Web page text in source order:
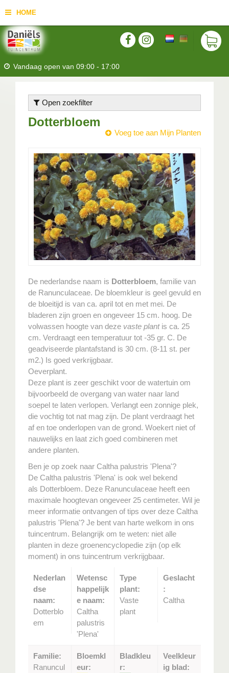
HOME
Vandaag open van 09:00 - 17:00
Open zoekfilter
Dotterbloem
Voeg toe aan Mijn Planten
De nederlandse naam is Dotterbloem, familie van
de Ranunculaceae. De bloemkleur is geel gevuld en
de bloeitijd is van ca. april tot en met mei. De
bladeren zijn groen en ongeveer 15 cm. hoog. De
volwassen hoogte van deze vaste plantis ca. 25
cm. Verdraagt een temperatuur tot -35 gr. C. De
geadviseerde plantafstand is 30 cm. (8-11 st. per
m2.) Is goed verkrijgbaar.
Oeverplant.
Deze plant is zeer geschikt voor de watertuin om
bijvoorbeeld de overgang van water naar land
soepel te laten verlopen. Verlangt een zonnige plek,
die vochtig tot nat mag zijn. De plant verdraagt het
af en toe onderlopen van de grond. Woekert niet of
nauwelijks en laat zich goed combineren met
andere planten.
Ben je op zoek naar Caltha palustris 'Plena'?
De Caltha palustris 'Plena' is ook wel bekend
als Dotterbloem. Deze Ranunculaceae heeft een
maximale hoogtevan ongeveer 25 centimeter. Wil je
meer informatie ontvangen of tips over deze Caltha
palustris 'Plena'? Je bent van harte welkom in ons
tuincentrum. Belangrijk om te weten: niet alle
planten in deze groenencyclopedie zijn (op elk
moment) in ons tuincentrum verkrijgbaar.
Nederlan
dse
naam:
Dotterblo
em
Wetensc
happelijk
e naam:
Caltha
palustris
'Plena'
Type
plant:
Vaste
plant
Geslacht
:
Caltha
Familie:
Ranuncul
Bloemkl
eur:
Bladkleu
r:
Veelkleur
ig blad: